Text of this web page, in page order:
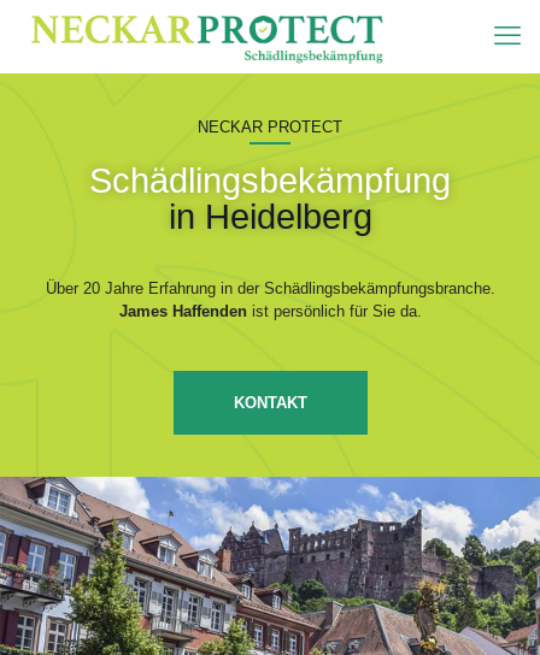
NECKAR PROTECT
Schädlingsbekämpfung
in Heidelberg
Über 20 Jahre Erfahrung in der Schädlingsbekämpfungsbranche.
James Haffendenist persönlich für Sie da.
KONTAKT